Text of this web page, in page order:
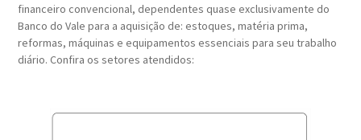
financeiro convencional, dependentes quase exclusivamente do
Banco do Vale para a aquisição de: estoques, matéria prima,
reformas, máquinas e equipamentos essenciais para seu trabalho
diário. Confira os setores atendidos: